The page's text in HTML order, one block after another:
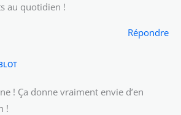
au quotidien !
Répondre
! Ça donne vraiment envie d’en
!